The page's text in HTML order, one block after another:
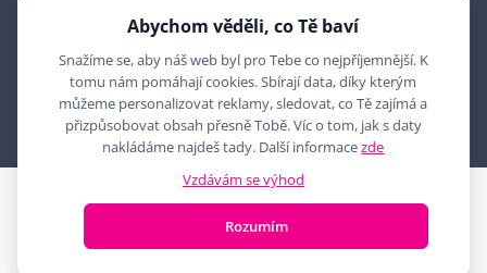
2010 - 2026 © MYRON MAXX, s.r.o., všechna práva vyhrazena
E-shop vytvořila
Abychom věděli, co Tě baví
Snažíme se, aby náš web byl pro Tebe co nejpříjemnější. K
tomu nám pomáhají cookies. Sbírají data, díky kterým
můžeme personalizovat reklamy, sledovat, co Tě zajímá a
přizpůsobovat obsah přesně Tobě. Víc o tom, jak s daty
nakládáme najdeš tady. Další informacezde
Vzdávám se výhod
Rozumím